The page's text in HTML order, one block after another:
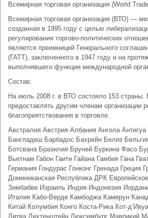
Всемирная торговая организация (World
Всемирная торговая организация (ВТО) —
созданная в 1995 году с целью
регулирования торгово-политических
является преемницей Генерального
(ГАТТ), заключенного в 1947 году и на
выполнявшего функции международной
Состав:
На июль 2008 г. в ВТО состояло 153 страны.
предоставлять другим членам организации
благоприятствования в торговле.
Австралия Австрия Албания Ангола
Бангладеш Барбадос Бахрейн Белиз
Ботсвана Бразилия Бруней Буркина Фасо
Вьетнам Габон Гаити Гайана Гамбия Гана
Германия Гондурас Гонконг Гренада Греция
Доминиканская Республика ДРК
Зимбабве Израиль Индия Индонезия
Италия Кабо-Верде Камбоджа Камерун
Китай Колумбия Конго Коста-Рика Кот-
Литва Лихтенштейн Люксембург Маврикий